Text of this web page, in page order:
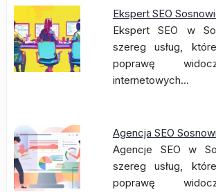
Ekspert SEO
Ekspert SEO w
szereg usług,
poprawę
internetowych…
Agencja SEO
Agencje SEO w
szereg usług,
poprawę